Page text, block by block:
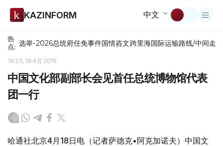
KAZINFORM 中文
热
点: 选举-2026总统府任免事件国情咨文跨里海国际运输路线/中间走廊
19:23, 18 4月 2016
中国文化部副部长会见首任总统博物馆代表
团一行
哈通社北京4月18日电（记者萨德克•阿克加诺夫）中国文